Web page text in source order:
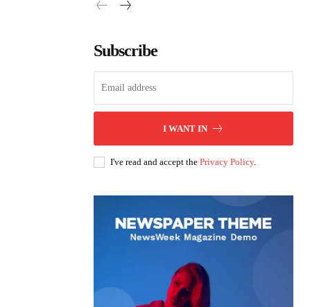
Subscribe
I WANT IN
I've read and accept the Privacy Policy.